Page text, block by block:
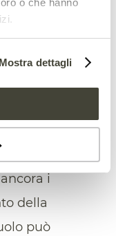
Mostra dettagli
ed
i
della
può